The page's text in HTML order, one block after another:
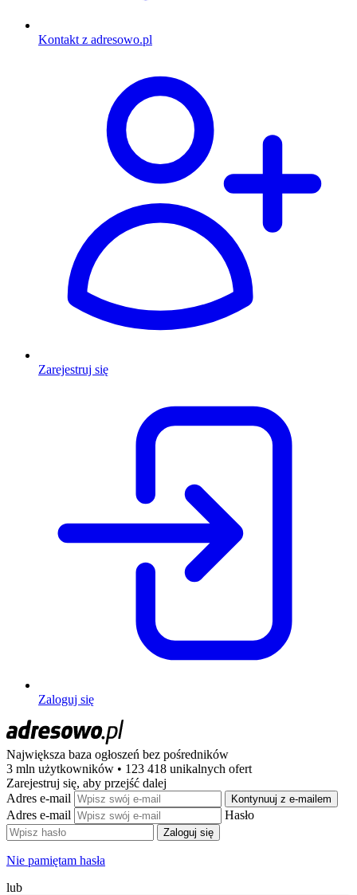
Kontakt z adresowo.pl
Zarejestruj się
Zaloguj się
Największa baza ogłoszeń bez pośredników
3 mln użytkowników • 123 418 unikalnych ofert
Zarejestruj się, aby przejść dalej
Adres e-mail
Kontynuuj z e-mailem
Adres e-mail Hasło
Zaloguj się
Nie pamiętam hasła
lub